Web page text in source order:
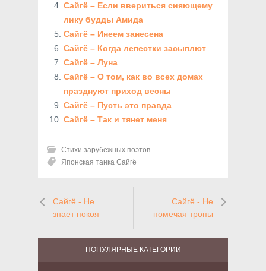
Сайгё – Если ввериться сияющему
лику будды Амида
Сайгё – Инеем занесена
Сайгё – Когда лепестки засыплют
Сайгё – Луна
Сайгё – О том, как во всех домах
празднуют приход весны
Сайгё – Пусть это правда
Сайгё – Так и тянет меня
Стихи зарубежных поэтов
Японская танка Сайгё
Сайгё - Не
знает покоя
Сайгё - Не
помечая тропы
ПОПУЛЯРНЫЕ КАТЕГОРИИ